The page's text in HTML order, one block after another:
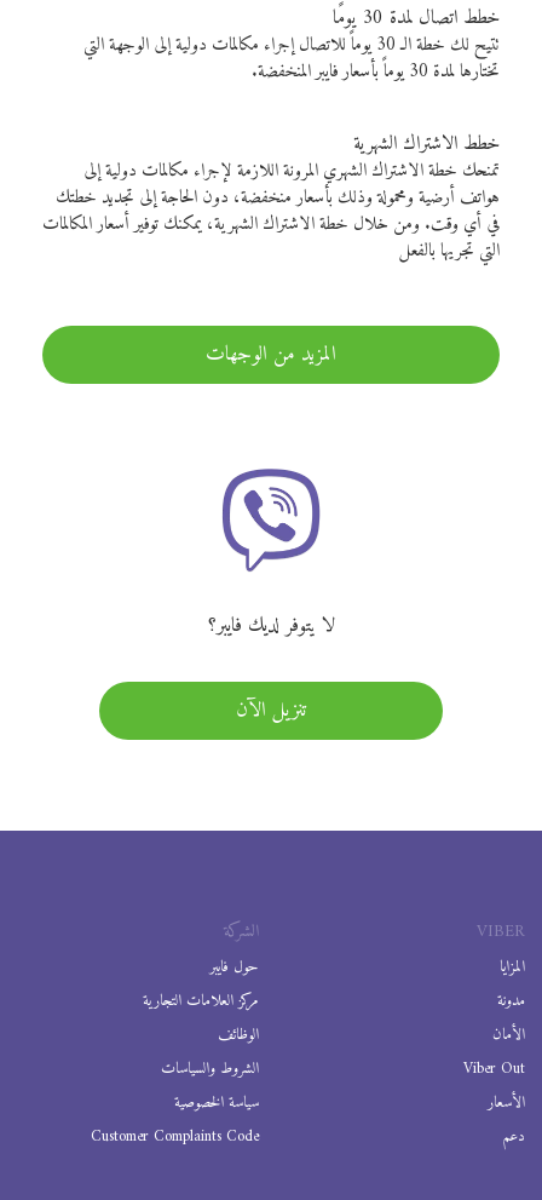
خطط اتصال لمدة 30 يومًا
تتيح لك خطة الـ 30 يوماً للاتصال إجراء مكالمات دولية إلى الوجهة التي
تختارها لمدة 30 يوماً بأسعار فايبر المنخفضة.
خطط الاشتراك الشهرية
تمنحك خطة الاشتراك الشهري المرونة اللازمة لإجراء مكالمات دولية إلى
هواتف أرضية ومحمولة وذلك بأسعار منخفضة، دون الحاجة إلى تجديد خطتك
في أي وقت. ومن خلال خطة الاشتراك الشهرية، يمكنك توفير أسعار المكالمات
التي تجريها بالفعل
المزيد من الوجهات
لا يتوفر لديك فايبر؟
تنزيل الآن
VIBER
المزايا
مدونة
الأمان
Viber Out
الأسعار
دعم
الشركة
حول فايبر
مركز العلامات التجارية
الوظائف
الشروط والسياسات
سياسة الخصوصية
Customer Complaints Code